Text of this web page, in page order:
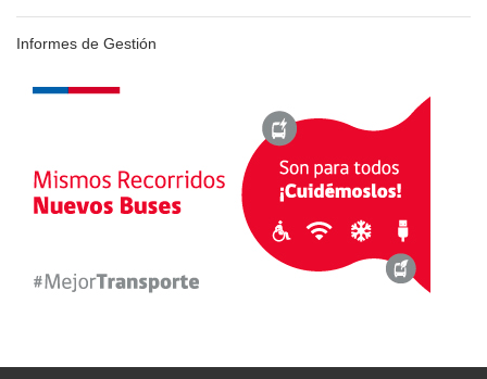
Informes de Gestión